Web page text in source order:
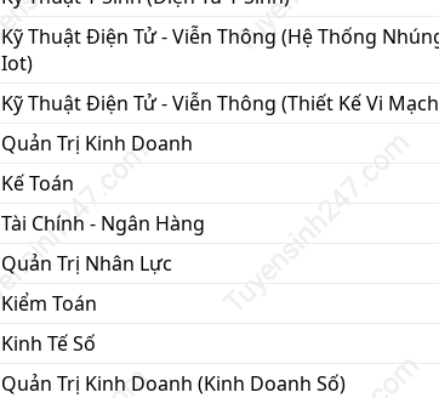
Kỹ Thuật Điện Tử - Viễn Thông (Hệ Thống
Iot)
Kỹ Thuật Điện Tử - Viễn Thông (Thiết Kế Vi
Quản Trị Kinh Doanh
Kế Toán
Tài Chính - Ngân Hàng
Quản Trị Nhân Lực
Kiểm Toán
Kinh Tế Số
Quản Trị Kinh Doanh (Kinh Doanh Số)